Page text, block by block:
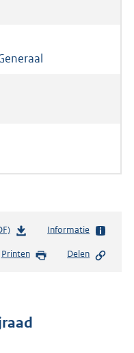
b
s
s
Informatie
Printen Delen